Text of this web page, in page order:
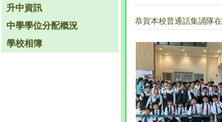
升中資訊
中學學位分配概況
學校相簿
恭賀本校普通話集誦隊